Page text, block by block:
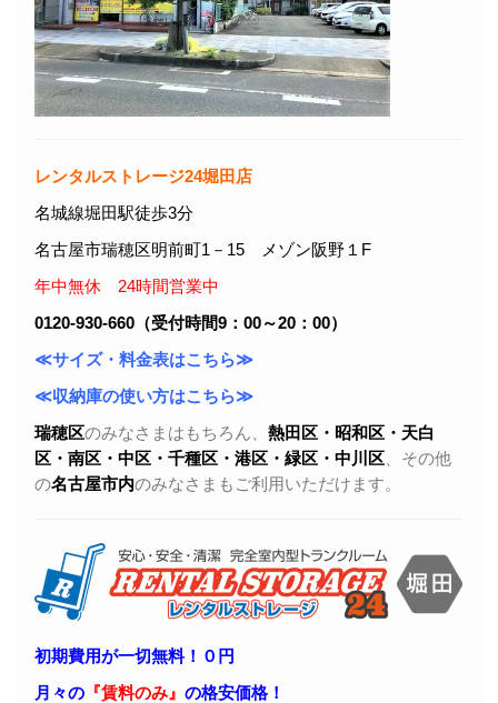
レンタルストレージ24堀田店
名城線堀田駅徒歩3分
名古屋市瑞穂区明前町1－15 メゾン阪野１F
年中無休 24時間営業中
0120-930-660（受付時間9：00～20：00）
≪サイズ・料金表はこちら≫
≪収納庫の使い方はこちら≫
瑞穂区のみなさまはもちろん、 熱田区・昭和区・天白
区・ 南区・中区・千種区・港区・緑区・中川区 、その他
の名古屋市内のみなさまもご利用いただけます。
初期費用が一切無料！０円
月々の 『賃料のみ』 の格安価格！